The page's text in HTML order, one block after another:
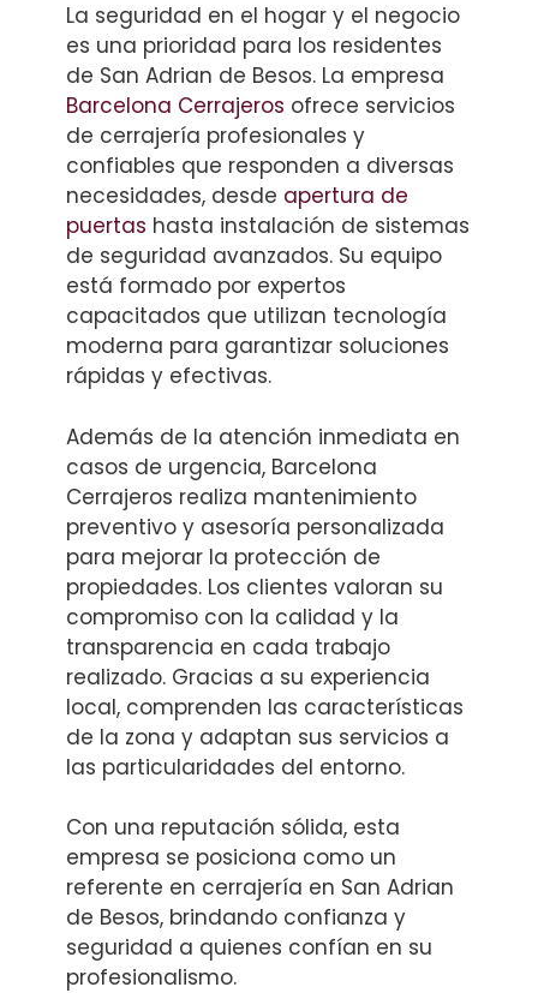
La seguridad en el hogar y el negocio
es una prioridad para los residentes
de San Adrian de Besos. La empresa
Barcelona Cerrajeros ofrece servicios
de cerrajería profesionales y
confiables que responden a diversas
necesidades, desde apertura de
puertas hasta instalación de sistemas
de seguridad avanzados. Su equipo
está formado por expertos
capacitados que utilizan tecnología
moderna para garantizar soluciones
rápidas y efectivas.
Además de la atención inmediata en
casos de urgencia, Barcelona
Cerrajeros realiza mantenimiento
preventivo y asesoría personalizada
para mejorar la protección de
propiedades. Los clientes valoran su
compromiso con la calidad y la
transparencia en cada trabajo
realizado. Gracias a su experiencia
local, comprenden las características
de la zona y adaptan sus servicios a
las particularidades del entorno.
Con una reputación sólida, esta
empresa se posiciona como un
referente en cerrajería en San Adrian
de Besos, brindando confianza y
seguridad a quienes confían en su
profesionalismo.